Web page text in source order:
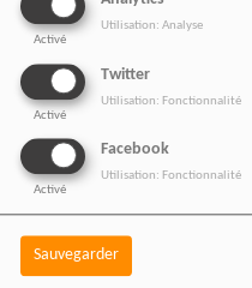
Activé
Utilisation: Analyse
Twitter
Activé
Utilisation: Fonctionnalité
Facebook
Activé
Utilisation: Fonctionnalité
Sauvegarder